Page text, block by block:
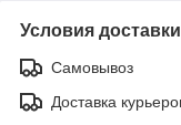
Условия доставки
Самовывоз
Доставка